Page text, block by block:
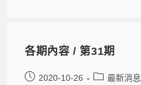
各期內容 / 第31期
2020-10-26 最新消息